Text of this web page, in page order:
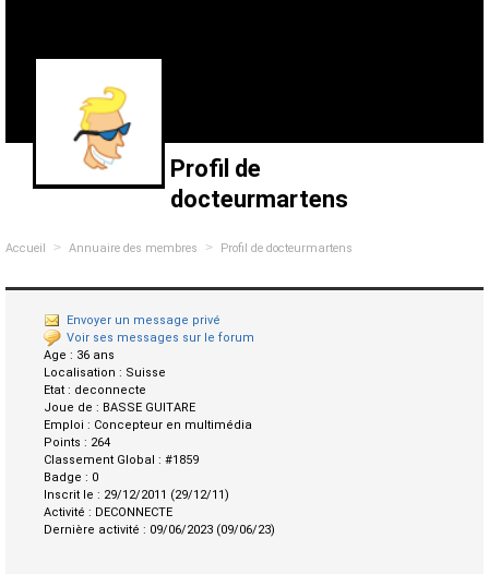
Profil de
docteurmartens
Accueil > Annuaire des membres > Profil de docteurmartens
Envoyer un message privé
Voir ses messages sur le forum
Age : 36 ans
Localisation : Suisse
Etat : deconnecte
Joue de : BASSE GUITARE
Emploi : Concepteur en multimédia
Points : 264
Classement Global : #1859
Badge : 0
Inscrit le : 29/12/2011 (29/12/11)
Activité : DECONNECTE
Dernière activité : 09/06/2023 (09/06/23)